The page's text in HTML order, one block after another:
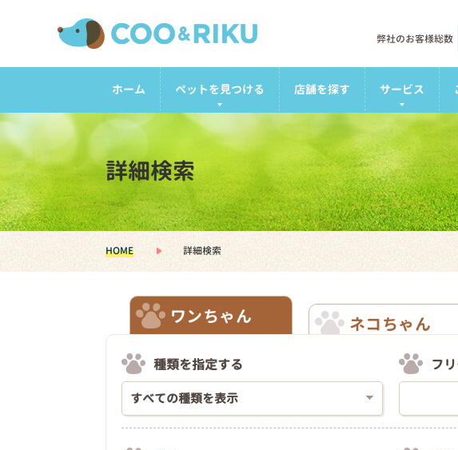
弊社のお客様総数
ホーム ペットを見つける 店舗を探す サービス
詳細検索
HOME 詳細検索
ワンちゃん ネコちゃん
種類を指定する フ